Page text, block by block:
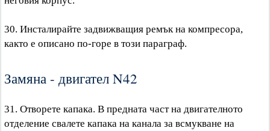
30. Инсталирайте задвижващия ремък на компресора,
както е описано по-горе в този параграф.
Замяна - двигател N42
31. Отворете капака. В предната част на двигателното
отделение свалете капака на канала за всмукване на